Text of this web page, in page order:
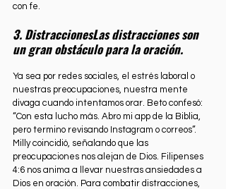
con fe.
3. DistraccionesLas distracciones son
un gran obstáculo para la oración.
Ya sea por redes sociales, el estrés laboral o
nuestras preocupaciones, nuestra mente
divaga cuando intentamos orar. Beto confesó:
“Con esta lucho más. Abro mi app de la Biblia,
pero termino revisando Instagram o correos”.
Milly coincidió, señalando que las
preocupaciones nos alejan de Dios. Filipenses
4:6 nos anima a llevar nuestras ansiedades a
Dios en oración. Para combatir distracciones,